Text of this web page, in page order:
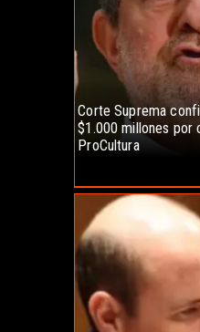
Corte Suprema
$1.000 millones por
ProCultura